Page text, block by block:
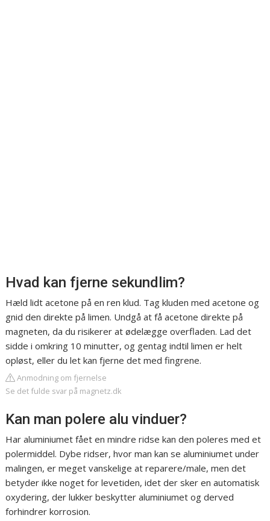
Hvad kan fjerne sekundlim?
Hæld lidt acetone på en ren klud. Tag kluden med acetone og
gnid den direkte på limen. Undgå at få acetone direkte på
magneten, da du risikerer at ødelægge overfladen. Lad det
sidde i omkring 10 minutter, og gentag indtil limen er helt
opløst, eller du let kan fjerne det med fingrene.
Anmodning om fjernelse
Se det fulde svar på magnetz.dk
Kan man polere alu vinduer?
Har aluminiumet fået en mindre ridse kan den poleres med et
polermiddel. Dybe ridser, hvor man kan se aluminiumet under
malingen, er meget vanskelige at reparere/male, men det
betyder ikke noget for levetiden, idet der sker en automatisk
oxydering, der lukker beskytter aluminiumet og derved
forhindrer korrosion.